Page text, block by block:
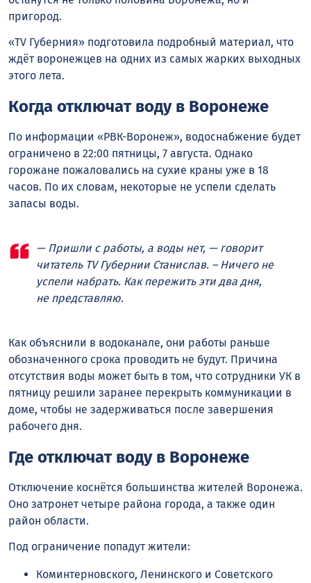
пригород.
«TV Губерния» подготовила подробный материал, что
ждёт воронежцев на одних из самых жарких выходных
этого лета.
Когда отключат воду в Воронеже
По информации «РВК-Воронеж», водоснабжение будет
ограничено в 22:00 пятницы, 7 августа. Однако
горожане пожаловались на сухие краны уже в 18
часов. По их словам, некоторые не успели сделать
запасы воды.
— Пришли с работы, а воды нет, — говорит
читатель TV Губернии Станислав. – Ничего не
успели набрать. Как пережить эти два дня,
не представляю.
Как объяснили в водоканале, они работы раньше
обозначенного срока проводить не будут. Причина
отсутствия воды может быть в том, что сотрудники УК в
пятницу решили заранее перекрыть коммуникации в
доме, чтобы не задерживаться после завершения
рабочего дня.
Где отключат воду в Воронеже
Отключение коснётся большинства жителей Воронежа.
Оно затронет четыре района города, а также один
район области.
Под ограничение попадут жители:
Коминтерновского, Ленинского и Советского